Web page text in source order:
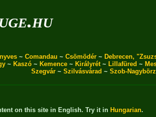
~ Comandau ~ Csömödér~ Debrecen,
~ Kaszó~ Kemence~ Királyrét~ Lillafüred ~
Szegvár ~ Szilvásvárad ~ Szob-
on this site in English. Try it in Hungarian.